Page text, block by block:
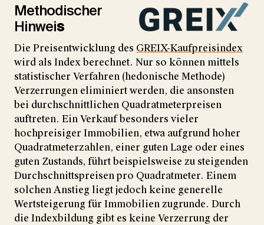
Methodischer
Hinweis
Die Preisentwicklung des GREIX-Kaufpreisindex
wird als Index berechnet. Nur so können mittels
statistischer Verfahren (hedonische Methode)
Verzerrungen eliminiert werden, die ansonsten
bei durchschnittlichen Quadratmeterpreisen
auftreten. Ein Verkauf besonders vieler
hochpreisiger Immobilien, etwa aufgrund hoher
Quadratmeterzahlen, einer guten Lage oder eines
guten Zustands, führt beispielsweise zu steigenden
Durchschnittspreisen pro Quadratmeter. Einem
solchen Anstieg liegt jedoch keine generelle
Wertsteigerung für Immobilien zugrunde. Durch
die Indexbildung gibt es keine Verzerrung der